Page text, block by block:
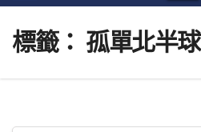
標籤： 孤單北半球